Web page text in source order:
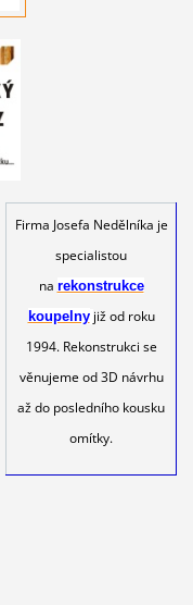
Firma Josefa Nedělníka je
specialistou
na rekonstrukce
koupelny již od roku
1994. Rekonstrukci se
věnujeme od 3D návrhu
až do posledního kousku
omítky.